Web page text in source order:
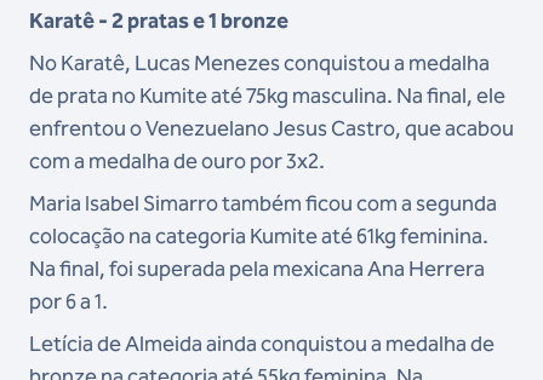
Karatê - 2 pratas e 1 bronze
No Karatê, Lucas Menezes conquistou a medalha
de prata no Kumite até 75kg masculina. Na final, ele
enfrentou o Venezuelano Jesus Castro, que acabou
com a medalha de ouro por 3x2.
Maria Isabel Simarro também ficou com a segunda
colocação na categoria Kumite até 61kg feminina.
Na final, foi superada pela mexicana Ana Herrera
por 6 a 1.
Letícia de Almeida ainda conquistou a medalha de